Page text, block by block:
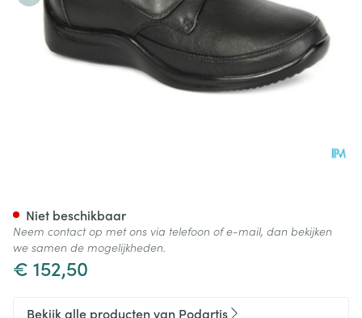
€ 152,50
Niet beschikbaar
Neem contact op met ons via telefoon of e-mail, dan bekijken
we samen de mogelijkheden.
Bekijk alle producten van Podartis